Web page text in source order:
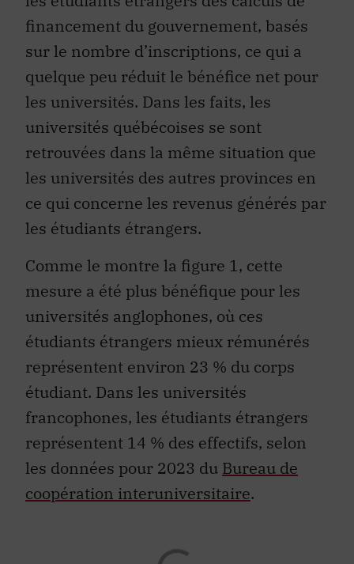
financement du gouvernement, basés
sur le nombre d’inscriptions, ce qui a
quelque peu réduit le bénéfice net pour
les universités. Dans les faits, les
universités québécoises se sont
retrouvées dans la même situation que
les universités des autres provinces en
ce qui concerne les revenus générés par
les étudiants étrangers.
Comme le montre la figure 1, cette
mesure a été plus bénéfique pour les
universités anglophones, où ces
étudiants étrangers mieux rémunérés
représentent environ 23 % du corps
étudiant. Dans les universités
francophones, les étudiants étrangers
représentent 14 % des effectifs, selon
les données pour 2023 du Bureau de
coopération interuniversitaire